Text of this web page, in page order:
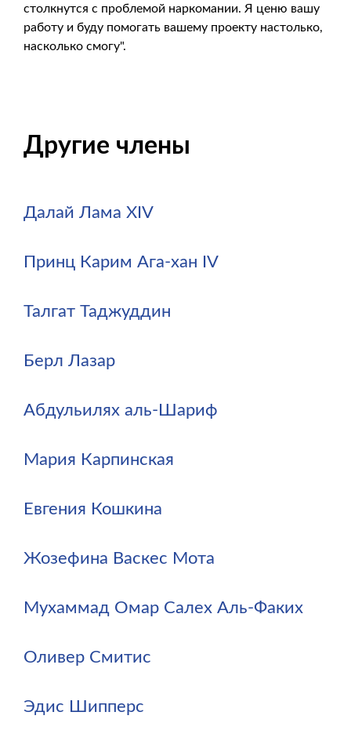
столкнутся с проблемой наркомании. Я ценю вашу
работу и буду помогать вашему проекту настолько,
насколько смогу".
Другие члены
Далай Лама XIV
Принц Карим Ага-хан IV
Талгат Таджуддин
Берл Лазар
Абдульилях аль-Шариф
Мария Карпинская
Евгения Кошкина
Жозефина Васкес Мота
Мухаммад Омар Салех Аль-Факих
Оливер Смитис
Эдис Шипперс